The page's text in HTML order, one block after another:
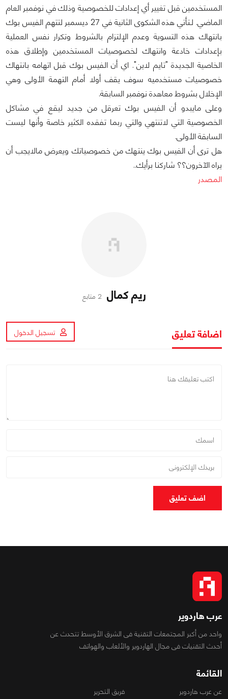
المستخدمين قبل تغيير أي إعدادات للخصوصية وذلك في نوفمبر العام
الماضي. لـتأتي هذه الشكوى الثانية في 27 ديسمبر لتتهم الفيس بوك
بانتهاك هذه التسوية وعدم الإلتزام بالشروط وتكرار نفس العملية
بإعدادات خادعة وانتهاك لخصوصيات المستخدمين وإطلاق هذه
الخاصية الجديدة "تايم لاين". اي أن الفيس بوك قبل اتهامه بانتهاك
خصوصيات مستخدميه سوف يقف أولا أمام التهمة الأولى وهي
الإخلال بشروط معاهدة نوفمبر السابقة.
وعلى مايبدو أن الفيس بوك تعرقل من جديد ليقع في مشاكل
الخصوصية التي لاتنتهي والتي ربما تفقده الكثير خاصة وأنها ليست
السابقة الأولى.
هل ترى أن الفيس بوك ينتهك من خصوصياتك ويعرض مالايجب أن
يراه الآخرون؟؟ شاركنا برأيك..
المصدر
ريم كمال 2 متابع
اضافة تعليق تسجيل الدخول
اضف تعليق
عرب هاردوير
واحد من أكبر المجتمعات التقنية فى الشرق الأوسط تتحدث عن
أحدث التقنيات فى مجال الهاردوير والألعاب والهواتف
القائمة
عن عرب هاردوير فريق التحرير